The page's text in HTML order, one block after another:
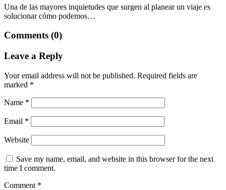
Una de las mayores inquietudes que surgen al planear un viaje es
solucionar cómo podemos…
Comments (0)
Leave a Reply
Your email address will not be published. Required fields are
marked *
Name *
Email *
Website
Save my name, email, and website in this browser for the next
time I comment.
Comment *